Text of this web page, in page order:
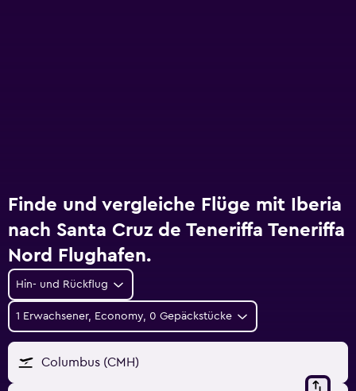
Finde und vergleiche Flüge mit Iberia
nach Santa Cruz de Teneriffa Teneriffa
Nord Flughafen.
Hin- und Rückflug
1 Erwachsener, Economy, 0 Gepäckstücke
Columbus (CMH)